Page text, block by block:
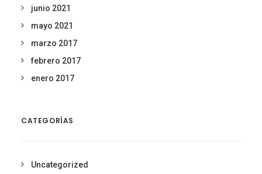
junio 2021
mayo 2021
marzo 2017
febrero 2017
enero 2017
CATEGORÍAS
Uncategorized